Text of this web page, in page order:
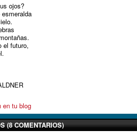
ojos?
el futuro,
en tu blog
(8 COMENTARIOS)